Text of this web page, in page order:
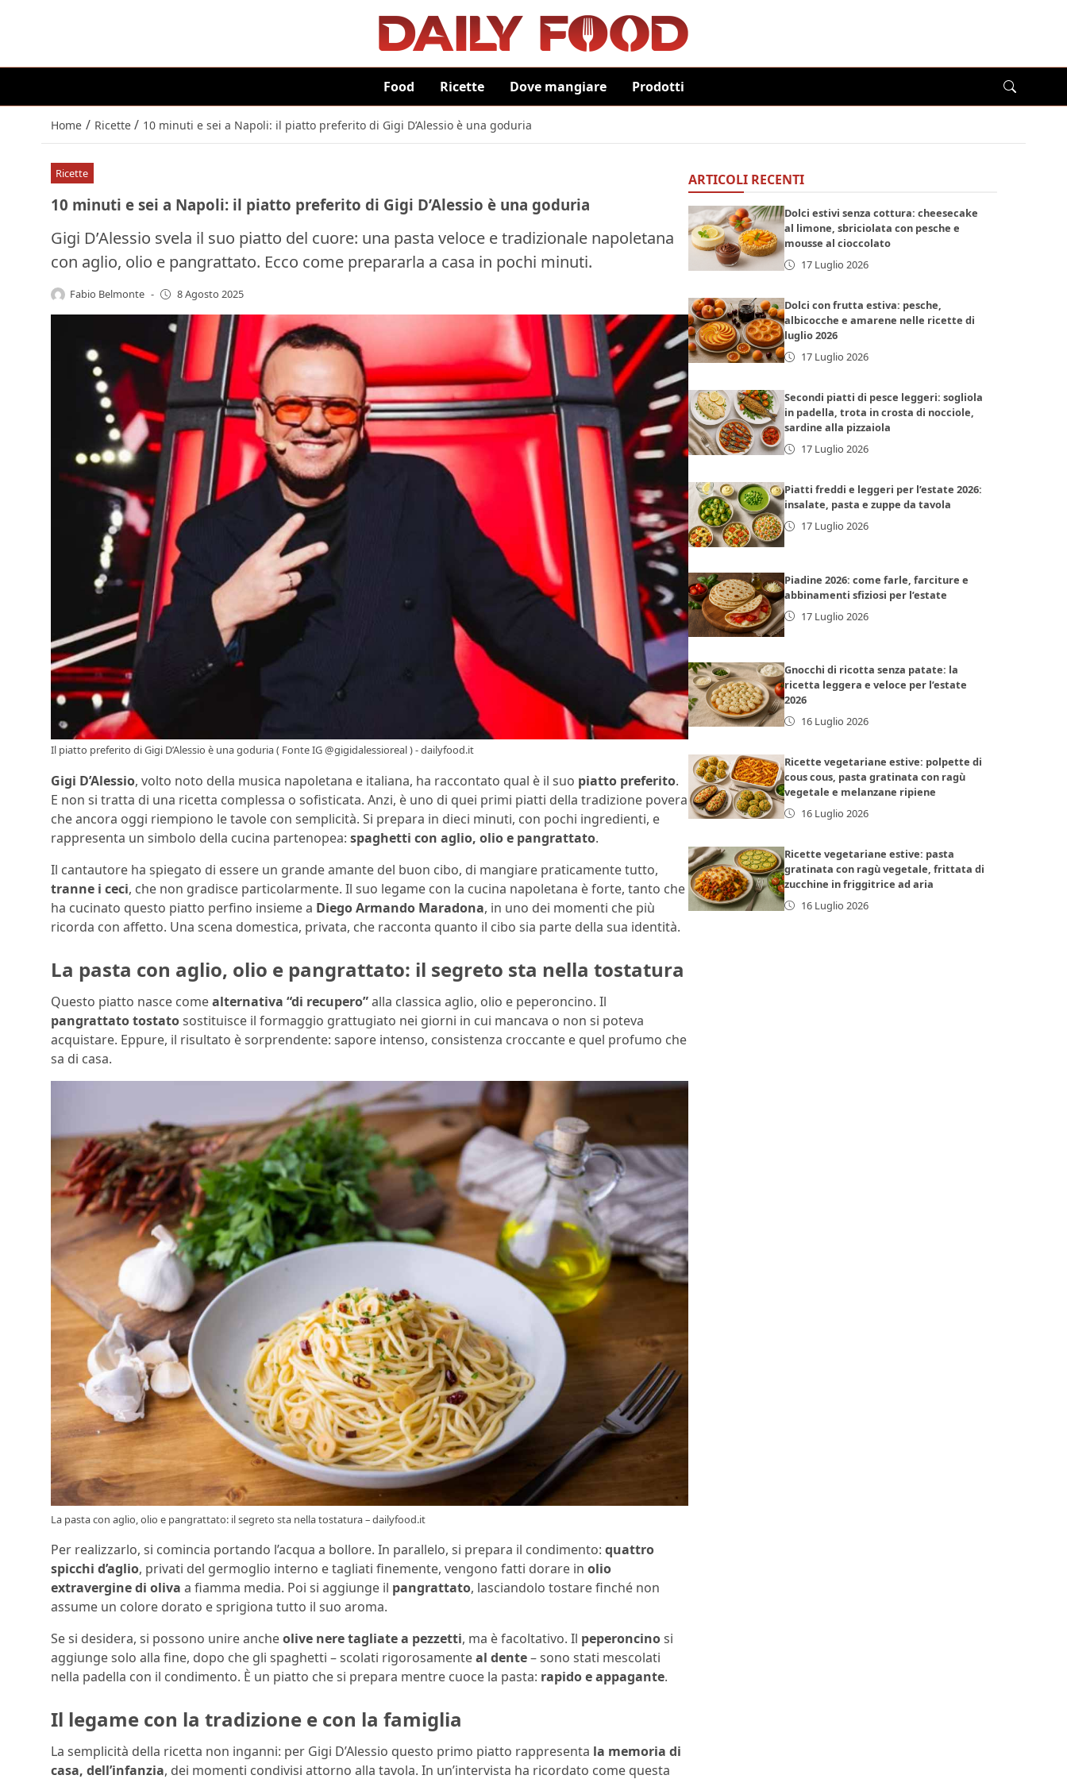
Food Ricette Dove mangiare Prodotti
Home / Ricette / 10 minuti e sei a Napoli: il piatto preferito di Gigi D’Alessio è una goduria
Ricette
10 minuti e sei a Napoli: il piatto preferito di Gigi D’Alessio è una goduria
Gigi D’Alessio svela il suo piatto del cuore: una pasta veloce e tradizionale napoletana
con aglio, olio e pangrattato. Ecco come prepararla a casa in pochi minuti.
Fabio Belmonte - 8 Agosto 2025
Il piatto preferito di Gigi D’Alessio è una goduria ( Fonte IG @gigidalessioreal ) - dailyfood.it
Gigi D’Alessio, volto noto della musica napoletana e italiana, ha raccontato qual è il suo piatto preferito.
E non si tratta di una ricetta complessa o sofisticata. Anzi, è uno di quei primi piatti della tradizione povera
che ancora oggi riempiono le tavole con semplicità. Si prepara in dieci minuti, con pochi ingredienti, e
rappresenta un simbolo della cucina partenopea: spaghetti con aglio, olio e pangrattato.
Il cantautore ha spiegato di essere un grande amante del buon cibo, di mangiare praticamente tutto,
tranne i ceci, che non gradisce particolarmente. Il suo legame con la cucina napoletana è forte, tanto che
ha cucinato questo piatto perfino insieme a Diego Armando Maradona, in uno dei momenti che più
ricorda con affetto. Una scena domestica, privata, che racconta quanto il cibo sia parte della sua identità.
La pasta con aglio, olio e pangrattato: il segreto sta nella tostatura
Questo piatto nasce comealternativa “di recupero”alla classica aglio, olio e peperoncino. Il
pangrattato tostatosostituisce il formaggio grattugiato nei giorni in cui mancava o non si poteva
acquistare. Eppure, il risultato è sorprendente: sapore intenso, consistenza croccante e quel profumo che
sa di casa.
La pasta con aglio, olio e pangrattato: il segreto sta nella tostatura – dailyfood.it
Per realizzarlo, si comincia portando l’acqua a bollore. In parallelo, si prepara il condimento: quattro
spicchi d’aglio, privati del germoglio interno e tagliati finemente, vengono fatti dorare in olio
extravergine di oliva a fiamma media. Poi si aggiunge il pangrattato, lasciandolo tostare finché non
assume un colore dorato e sprigiona tutto il suo aroma.
Se si desidera, si possono unire ancheolive nere tagliate a pezzetti, ma è facoltativo. Il peperoncinosi
aggiunge solo alla fine, dopo che gli spaghetti – scolati rigorosamenteal dente– sono stati mescolati
nella padella con il condimento. È un piatto che si prepara mentre cuoce la pasta: rapido e appagante.
Il legame con la tradizione e con la famiglia
La semplicità della ricetta non inganni: per Gigi D’Alessio questo primo piatto rappresenta la memoria di
casa, dell’infanzia, dei momenti condivisi attorno alla tavola. In un’intervista ha ricordato come questa
ARTICOLI RECENTI
Dolci estivi senza cottura: cheesecake
al limone, sbriciolata con pesche e
mousse al cioccolato
17 Luglio 2026
Dolci con frutta estiva: pesche,
albicocche e amarene nelle ricette di
luglio 2026
17 Luglio 2026
Secondi piatti di pesce leggeri: sogliola
in padella, trota in crosta di nocciole,
sardine alla pizzaiola
17 Luglio 2026
Piatti freddi e leggeri per l’estate 2026:
insalate, pasta e zuppe da tavola
17 Luglio 2026
Piadine 2026: come farle, farciture e
abbinamenti sfiziosi per l’estate
17 Luglio 2026
Gnocchi di ricotta senza patate: la
ricetta leggera e veloce per l’estate
2026
16 Luglio 2026
Ricette vegetariane estive: polpette di
cous cous, pasta gratinata con ragù
vegetale e melanzane ripiene
16 Luglio 2026
Ricette vegetariane estive: pasta
gratinata con ragù vegetale, frittata di
zucchine in friggitrice ad aria
16 Luglio 2026